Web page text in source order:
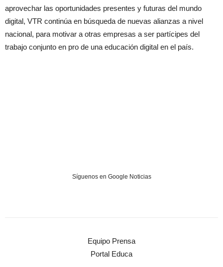
aprovechar las oportunidades presentes y futuras del mundo
digital, VTR continúa en búsqueda de nuevas alianzas a nivel
nacional, para motivar a otras empresas a ser partícipes del
trabajo conjunto en pro de una educación digital en el país.
Síguenos en Google Noticias
Equipo Prensa
Portal Educa